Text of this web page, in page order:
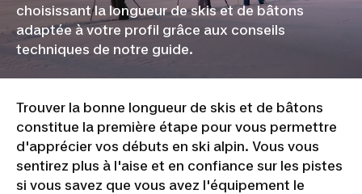
choisissant la longueur de skis et de bâtons
adaptée à votre profil grâce aux conseils
techniques de notre guide.
Trouver la bonne longueur de skis et de bâtons
constitue la première étape pour vous permettre
d'apprécier vos débuts en ski alpin. Vous vous
sentirez plus à l'aise et en confiance sur les pistes
si vous savez que vous avez l'équipement le